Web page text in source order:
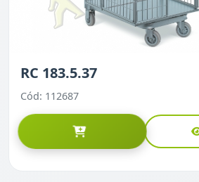
RC 183.5.37
Cód: 112687